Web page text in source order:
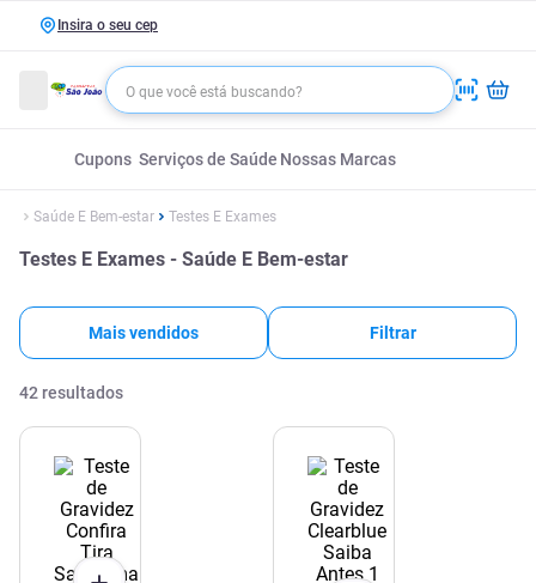
Insira o seu cep
Cupons Serviços de Saúde Nossas Marcas
Saúde E Bem-estar Testes E Exames
Testes E Exames - Saúde E Bem-estar
Mais vendidos Filtrar
42 resultados